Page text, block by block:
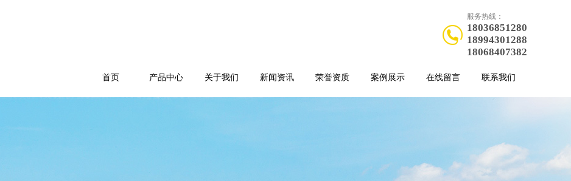
服务热线：
18036851280
18994301288
18068407382
首页 产品中心 关于我们 新闻资讯 荣誉资质 案例展示 在线留言 联系我们